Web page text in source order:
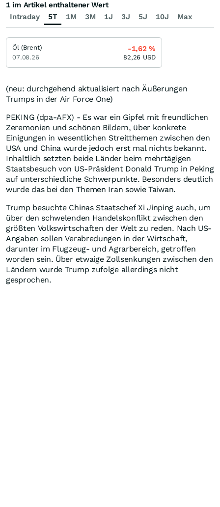
(neu: durchgehend aktualisiert nach Äußerungen
Trumps in der Air Force One)
PEKING (dpa-AFX) - Es war ein Gipfel mit freundlichen
Zeremonien und schönen Bildern, über konkrete
Einigungen in wesentlichen Streitthemen zwischen den
USA und China wurde jedoch erst mal nichts bekannt.
Inhaltlich setzten beide Länder beim mehrtägigen
Staatsbesuch von US-Präsident Donald Trump in Peking
auf unterschiedliche Schwerpunkte. Besonders deutlich
wurde das bei den Themen Iran sowie Taiwan.
Trump besuchte Chinas Staatschef Xi Jinping auch, um
über den schwelenden Handelskonflikt zwischen den
größten Volkswirtschaften der Welt zu reden. Nach US-
Angaben sollen Verabredungen in der Wirtschaft,
darunter im Flugzeug- und Agrarbereich, getroffen
worden sein. Über etwaige Zollsenkungen zwischen den
Ländern wurde Trump zufolge allerdings nicht
gesprochen.
Intraday 5T 1M 3M 1J 3J 5J 10J Max
1 im Artikel enthaltener Wert
Öl (Brent)
07.08.26
-1,62%
82,26 USD